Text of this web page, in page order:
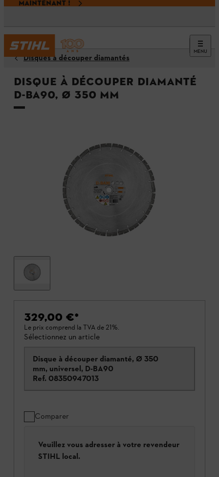
MAINTENANT !
MENU
Disques à découper diamantés
Disque à découper diamanté
D-BA90, Ø 350 mm
329,00 €*
Le prix comprend la TVA de 21%.
Sélectionnez un article
Disque à découper diamanté, Ø 350
mm, universel, D-BA90
Ref. 08350947013
Comparer
Veuillez vous adresser à votre revendeur
STIHL local.